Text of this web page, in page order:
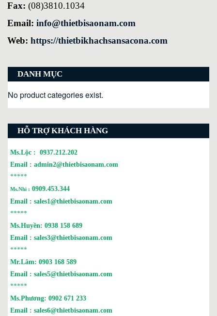
Fax: (08)3810.1034
Email: info@thietbisaonam.com
Web: https://thietbikhachsansacona.com
DANH MỤC
No product categories exist.
HỖ TRỢ KHÁCH HÀNG
Ms.Lộc : 0937.212.202
Email : admin2@thietbisaonam.com
*****
Ms.Nhi : 0909.453.344
Email : sales1@thietbisaonam.com
*****
Ms.Huyền: 0938 158 689
Email : sales3@thietbisaonam.com
*****
Mr.Lâm: 0903 168 589
Email : sales5@thietbisaonam.com
*****
Ms.Phương: 0902 671 233
Email : sales6@thietbisaonam.com